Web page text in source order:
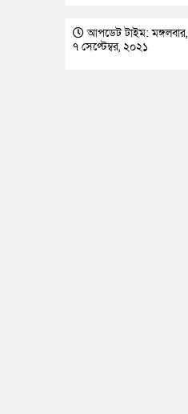
আপডেট টাইম: মঙ্গলবার,
৭ সেপ্টেম্বর, ২০২১